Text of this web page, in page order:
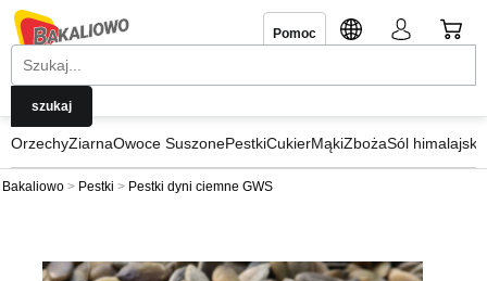
Pomoc
OrzechyZiarnaOwoce SuszonePestkiCukierMąkiZbożaSól himalajska
Bakaliowo Pestki Pestki dyni ciemne GWS